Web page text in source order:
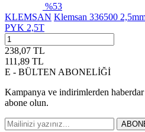
%53
KLEMSAN Klemsan 336500
PYK 2,5T
238,07 TL
111,89 TL
E - BÜLTEN ABONELİĞİ
Kampanya ve indirimlerden
abone olun.